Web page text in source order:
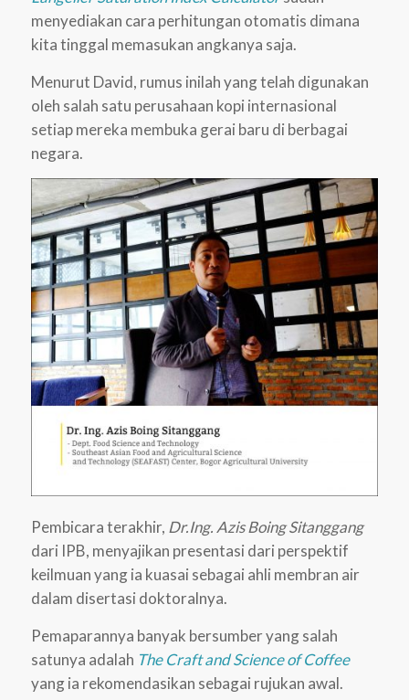
menyediakan cara perhitungan otomatis dimana
kita tinggal memasukan angkanya saja.
Menurut David, rumus inilah yang telah digunakan
oleh salah satu perusahaan kopi internasional
setiap mereka membuka gerai baru di berbagai
negara.
Pembicara terakhir, Dr.Ing. Azis Boing Sitanggang
dari IPB, menyajikan presentasi dari perspektif
keilmuan yang ia kuasai sebagai ahli membran air
dalam disertasi doktoralnya.
Pemaparannya banyak bersumber yang salah
satunya adalah The Craft and Science of Coffee
yang ia rekomendasikan sebagai rujukan awal.